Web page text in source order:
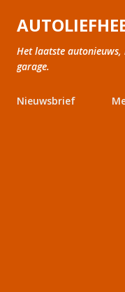
Het laatste
garage.
Nieuwsbrief